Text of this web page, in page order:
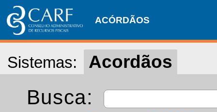
ACÓRDÃOS
Sistemas: Acordãos
Busca: